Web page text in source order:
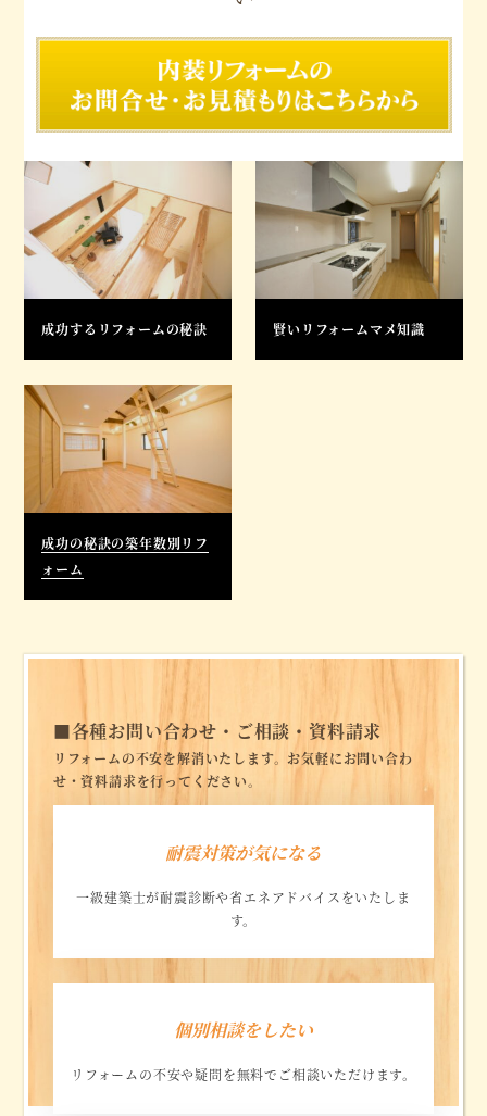
成功するリフォームの秘訣 賢いリフォームマメ知識
成功の秘訣の築年数別リフ
ォーム
■各種お問い合わせ・ご相談・資料請求
リフォームの不安を解消いたします。お気軽にお問い合わ
せ・資料請求を行ってください。
耐震対策が気になる
一級建築士が耐震診断や省エネアドバイスをいたしま
す。
個別相談をしたい
リフォームの不安や疑問を無料でご相談いただけます。